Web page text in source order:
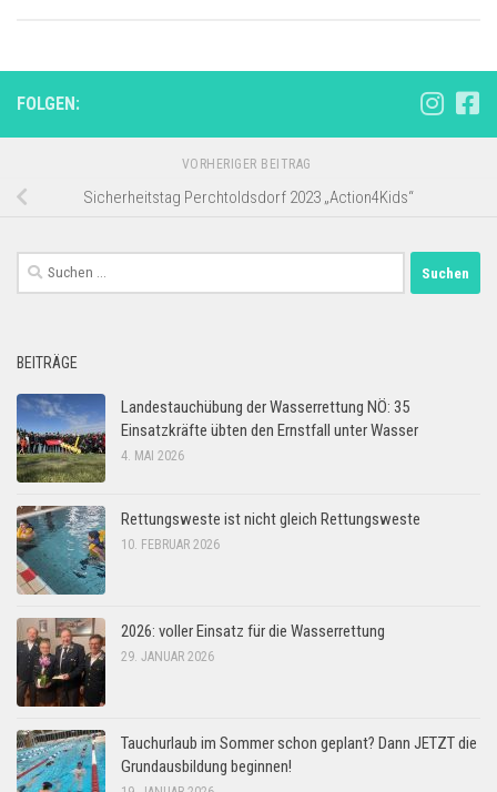
FOLGEN:
VORHERIGER BEITRAG
Sicherheitstag Perchtoldsdorf 2023 „Action4Kids“
Suchen
nach:
BEITRÄGE
Landestauchübung der Wasserrettung NÖ: 35
Einsatzkräfte übten den Ernstfall unter Wasser
4. MAI 2026
Rettungsweste ist nicht gleich Rettungsweste
10. FEBRUAR 2026
2026: voller Einsatz für die Wasserrettung
29. JANUAR 2026
Tauchurlaub im Sommer schon geplant? Dann JETZT die
Grundausbildung beginnen!